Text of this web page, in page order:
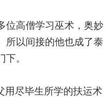
位高僧学习巫术，奥妙
所以间接的他也成了泰
。
用尽毕生所学的扶运术